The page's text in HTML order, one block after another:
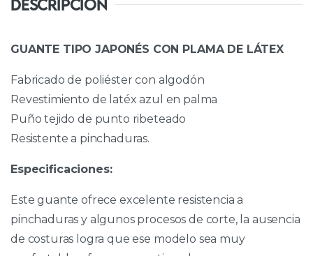
DESCRIPCIÓN
GUANTE TIPO JAPONÉS CON PLAMA DE LÁTEX
Fabricado de poliéster con algodón
Revestimiento de latéx azul en palma
Puño tejido de punto ribeteado
Resistente a pinchaduras.
Especificaciones:
Este guante ofrece excelente resistencia a
pinchaduras y algunos procesos de corte, la ausencia
de costuras logra que ese modelo sea muy